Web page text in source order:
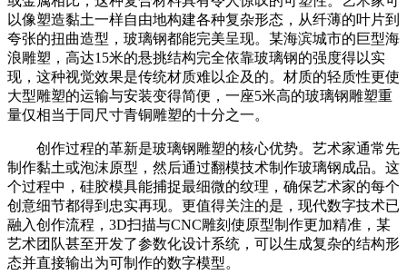
以像塑造黏土一样自由地构建各种复杂形态，从纤薄的叶片到
夸张的扭曲造型，玻璃钢都能完美呈现。某海滨城市的巨型海
浪雕塑，高达15米的悬挑结构完全依靠玻璃钢的强度得以实
现，这种视觉效果是传统材质难以企及的。材质的轻质性更使
大型雕塑的运输与安装变得简便，一座5米高的玻璃钢雕塑重
量仅相当于同尺寸青铜雕塑的十分之一。
创作过程的革新是玻璃钢雕塑的核心优势。艺术家通常先
制作黏土或泡沫原型，然后通过翻模技术制作玻璃钢成品。这
个过程中，硅胶模具能捕捉最细微的纹理，确保艺术家的每个
创意细节都得到忠实再现。更值得关注的是，现代数字技术已
融入创作流程，3D扫描与CNC雕刻使原型制作更加精准，某
艺术团队甚至开发了参数化设计系统，可以生成复杂的结构形
态并直接输出为可制作的数字模型。